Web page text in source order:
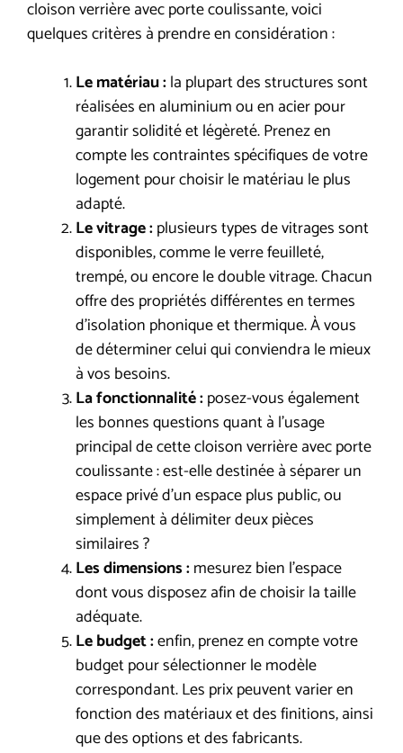
cloison verrière avec porte coulissante, voici
quelques critères à prendre en considération :
Le matériau :la plupart des structures sont
réalisées en aluminium ou en acier pour
garantir solidité et légèreté. Prenez en
compte les contraintes spécifiques de votre
logement pour choisir le matériau le plus
adapté.
Le vitrage :plusieurs types de vitrages sont
disponibles, comme le verre feuilleté,
trempé, ou encore le double vitrage. Chacun
offre des propriétés différentes en termes
d’isolation phonique et thermique. À vous
de déterminer celui qui conviendra le mieux
à vos besoins.
La fonctionnalité :posez-vous également
les bonnes questions quant à l’usage
principal de cette cloison verrière avec porte
coulissante : est-elle destinée à séparer un
espace privé d’un espace plus public, ou
simplement à délimiter deux pièces
similaires ?
Les dimensions :mesurez bien l’espace
dont vous disposez afin de choisir la taille
adéquate.
Le budget :enfin, prenez en compte votre
budget pour sélectionner le modèle
correspondant. Les prix peuvent varier en
fonction des matériaux et des finitions, ainsi
que des options et des fabricants.